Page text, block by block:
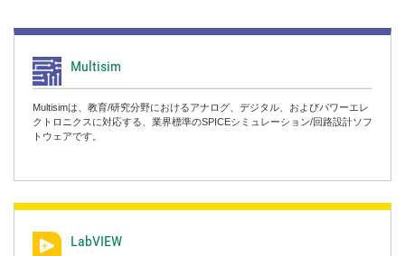
Multisim
Multisimは、教育/研究分野におけるアナログ、デジタル、およびパワーエレ
クトロニクスに対応する、業界標準のSPICEシミュレーション/回路設計ソフ
トウェアです。
LabVIEW